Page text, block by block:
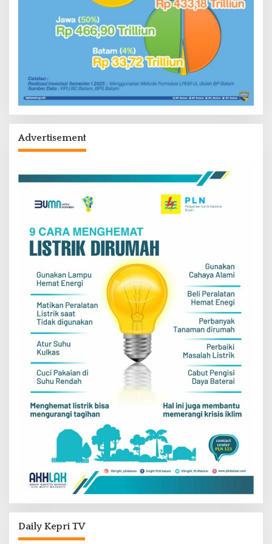
Advertisement
Daily Kepri TV